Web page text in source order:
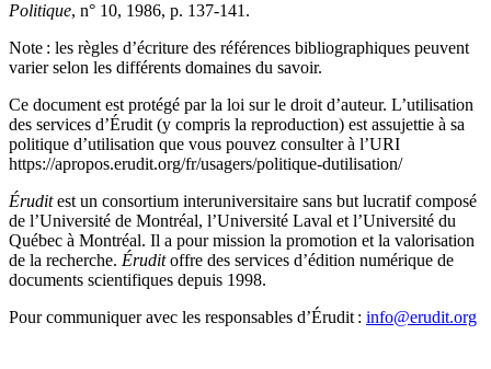
Politique, n° 10, 1986, p. 137-141.
Note : les règles d’écriture des références bibliographiques peuvent
varier selon les différents domaines du savoir.
Ce document est protégé par la loi sur le droit d’auteur. L’utilisation
des services d’Érudit (y compris la reproduction) est assujettie à sa
politique d’utilisation que vous pouvez consulter à l’URI
https://apropos.erudit.org/fr/usagers/politique-dutilisation/
Éruditest un consortium interuniversitaire sans but lucratif composé
de l’Université de Montréal, l’Université Laval et l’Université du
Québec à Montréal. Il a pour mission la promotion et la valorisation
de la recherche. Éruditoffre des services d’édition numérique de
documents scientifiques depuis 1998.
Pour communiquer avec les responsables d’Érudit : info@erudit.org